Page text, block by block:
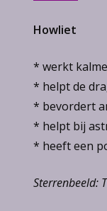
Howliet
* werkt
* helpt de
* bevordert
* helpt bij
* heeft een
Sterrenbeeld: